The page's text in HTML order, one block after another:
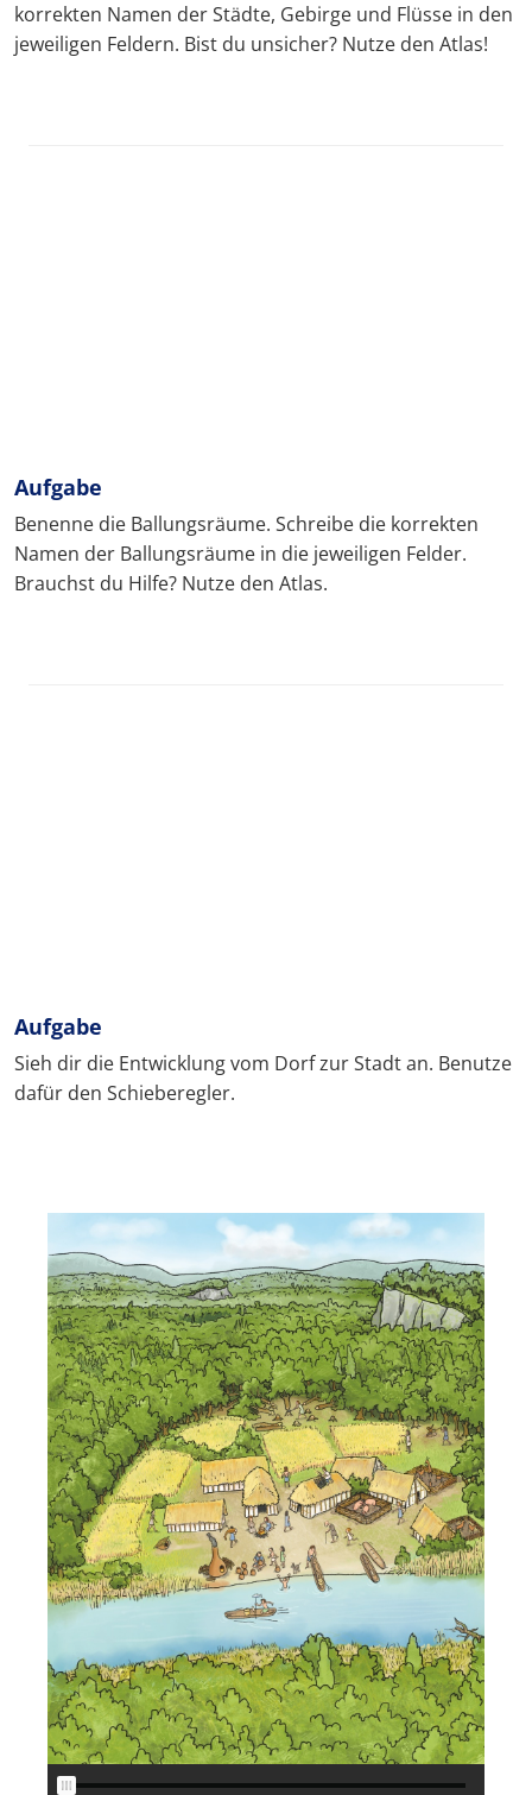
korrekten Namen der Städte, Gebirge und Flüsse in den
jeweiligen Feldern. Bist du unsicher? Nutze den Atlas!
Aufgabe
Benenne die Ballungsräume. Schreibe die korrekten
Namen der Ballungsräume in die jeweiligen Felder.
Brauchst du Hilfe? Nutze den Atlas.
Aufgabe
Sieh dir die Entwicklung vom Dorf zur Stadt an. Benutze
dafür den Schieberegler.